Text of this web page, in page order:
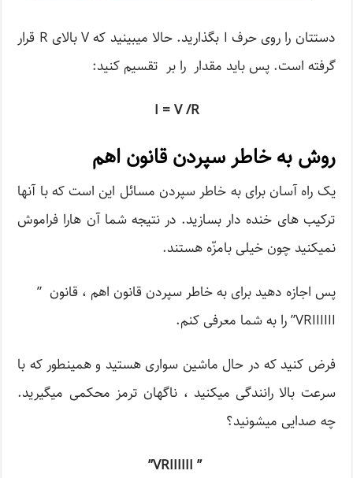
دستتان را روی حرف I بگذارید. حالا می­بینید که V بالای R قرار
گرفته است. پس باید مقدار را بر تقسیم کنید:
I = V /R
روش به خاطر سپردن قانون اهم
یک راه آسان برای به خاطر سپردن مسائل این است که با آنها
ترکیب های خنده دار بسازید. در نتیجه شما آن هارا فراموش
نمی­کنید چون خیلی بامزّه هستند.
پس اجازه دهید برای به خاطر سپردن قانون اهم ، قانون ”
VRIIIIII” را به شما معرفی کنم.
فرض کنید که در حال ماشین سواری هستید و همینطور که با
سرعت بالا رانندگی می­کنید ، ناگهان ترمز محکمی می­گیرید.
چه صدایی می­شونید؟
” VRIIIIII”